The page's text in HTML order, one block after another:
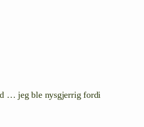
… jeg ble nysgjerrig fordi